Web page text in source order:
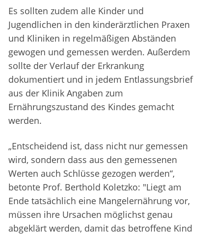
Es sollten zudem alle Kinder und
Jugendlichen in den kinderärztlichen Praxen
und Kliniken in regelmäßigen Abständen
gewogen und gemessen werden. Außerdem
sollte der Verlauf der Erkrankung
dokumentiert und in jedem Entlassungsbrief
aus der Klinik Angaben zum
Ernährungszustand des Kindes gemacht
werden.
„Entscheidend ist, dass nicht nur gemessen
wird, sondern dass aus den gemessenen
Werten auch Schlüsse gezogen werden“,
betonte Prof. Berthold Koletzko: "Liegt am
Ende tatsächlich eine Mangelernährung vor,
müssen ihre Ursachen möglichst genau
abgeklärt werden, damit das betroffene Kind